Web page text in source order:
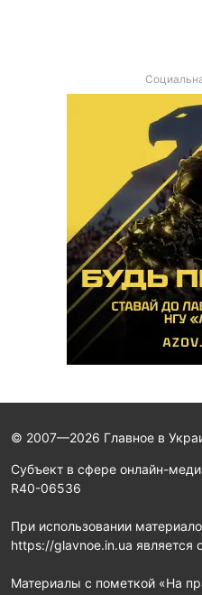
© 2007—2026 Главное в
Субъект в сфере онлайн-
R40-06536
При использовании
https://glavnoe.in.ua является
Материалы с пометкой «На